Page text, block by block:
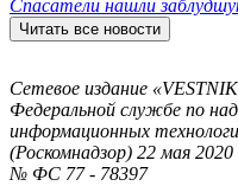
Спасатели нашли
Читать все новости
Сетевое издание
Федеральной службе по
информационных
(Роскомнадзор) 22 мая
№ ФС 77 - 78397